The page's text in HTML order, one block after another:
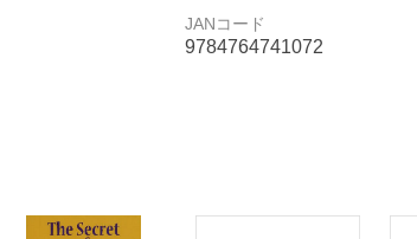
JANコード
9784764741072